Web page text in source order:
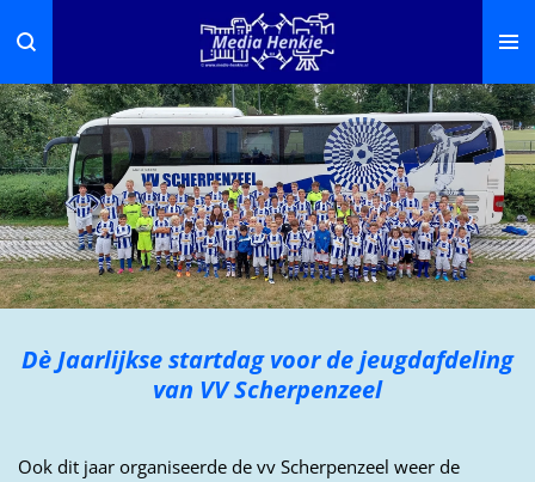
direct
naar
de
hoofdinhoud
Dè Jaarlijkse startdag voor de jeugdafdeling
van VV Scherpenzeel
Ook dit jaar organiseerde de vv Scherpenzeel weer de